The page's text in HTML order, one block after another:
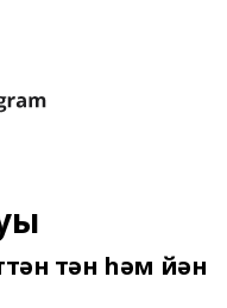
тән һәм йән